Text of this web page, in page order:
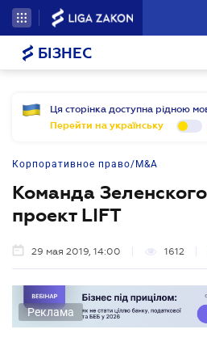
БІЗНЕС
Ця сторінка доступна рідною
Перейти на українську
Корпоративное право/M&A
Команда
проект LIFT
29 мая 2019, 14:00 1612
Реклама